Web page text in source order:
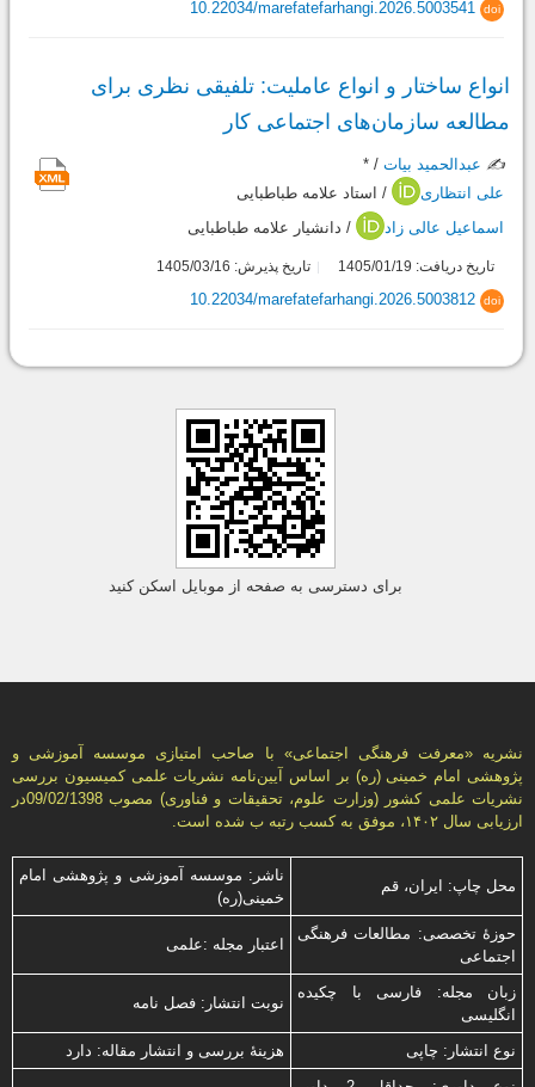
doi
10.22034/marefatefarhangi.2026.5003541
انواع ساختار و انواع عاملیت: تلفیقی نظری برای
مطالعه سازمان‌های اجتماعی کار
✍️ عبدالحمید بیات / *
علی انتظاری
/ استاد علامه طباطبایی
اسماعیل عالی زاد
/ دانشیار علامه طباطبایی
تاریخ دریافت: 1405/01/19 تاریخ پذیرش: 1405/03/16
doi
10.22034/marefatefarhangi.2026.5003812
برای دسترسی به صفحه از موبایل اسکن کنید
نشریه «معرفت فرهنگی اجتماعی» با صاحب امتیازی موسسه آموزشی و
پژوهشی امام خمینی (ره) بر اساس آیین‌نامه نشریات علمی كمیسیون بررسى
نشریات علمى كشور (وزارت علوم، تحقیقات و فناورى) مصوب 09/02/1398در
ارزیابی سال ۱۴۰۲، موفق به کسب رتبه ب شده است.
محل چاپ: ایران، قم
ناشر: موسسه آموزشی و پژوهشی امام
خمینی(ره)
حوزۀ تخصصی: مطالعات فرهنگی
اجتماعی
اعتبار مجله :علمی
زبان مجله: فارسی با چكیده
انگلیسی
نوبت انتشار: فصل نامه
نوع انتشار: چاپی
هزینۀ بررسی و انتشار مقاله: دارد